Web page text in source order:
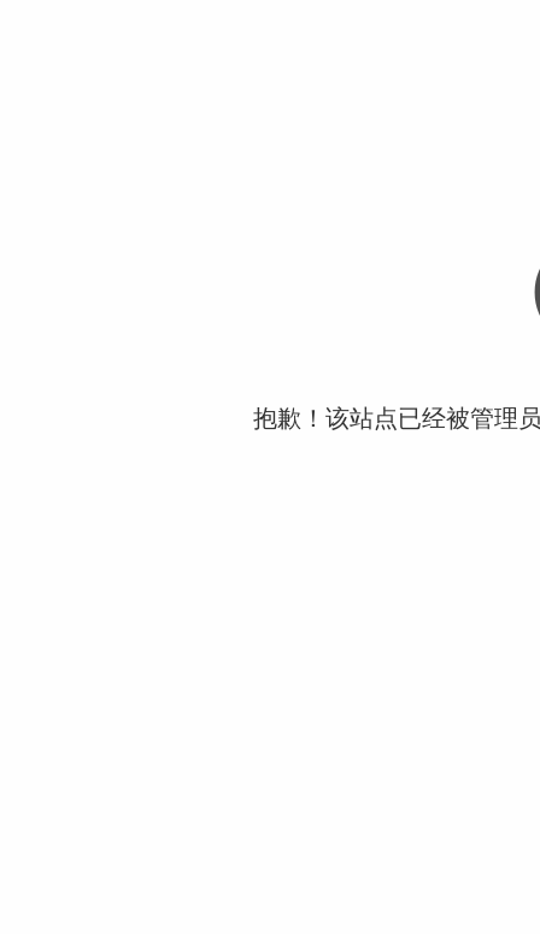
抱歉！该站点已经被管理